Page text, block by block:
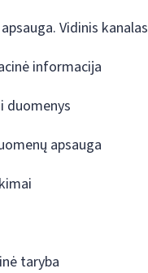
Vidinis kanalas
informacija
duomenys
apsauga
taryba